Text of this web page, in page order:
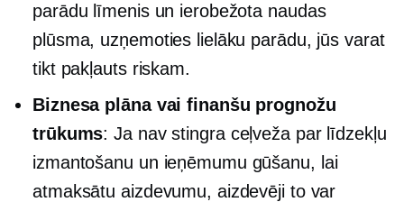
parādu līmenis un ierobežota naudas
plūsma, uzņemoties lielāku parādu, jūs varat
tikt pakļauts riskam.
Biznesa plāna vai finanšu prognožu
trūkums: Ja nav stingra ceļveža par līdzekļu
izmantošanu un ieņēmumu gūšanu, lai
atmaksātu aizdevumu, aizdevēji to var